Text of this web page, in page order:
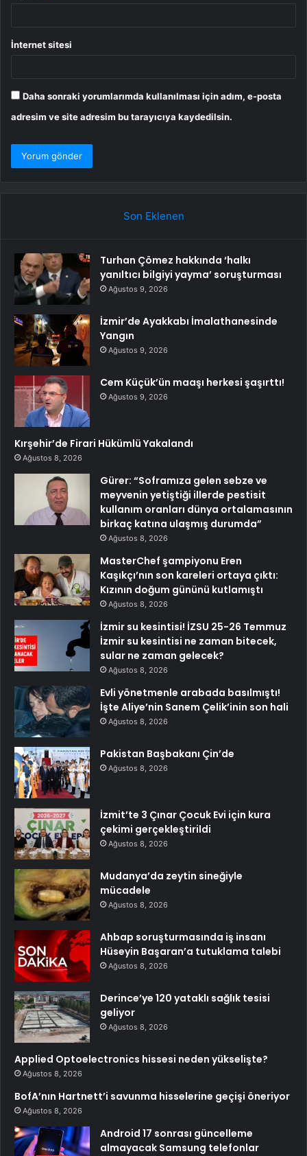
İnternet sitesi
Daha sonraki yorumlarımda kullanılması için adım, e-posta
adresim ve site adresim bu tarayıcıya kaydedilsin.
Son Eklenen
Turhan Çömez hakkında ‘halkı
yanıltıcı bilgiyi yayma’ soruşturması
Ağustos 9, 2026
İzmir’de Ayakkabı İmalathanesinde
Yangın
Ağustos 9, 2026
Cem Küçük’ün maaşı herkesi şaşırttı!
Ağustos 9, 2026
Kırşehir’de Firari Hükümlü Yakalandı
Ağustos 8, 2026
Gürer: “Soframıza gelen sebze ve
meyvenin yetiştiği illerde pestisit
kullanım oranları dünya ortalamasının
birkaç katına ulaşmış durumda”
Ağustos 8, 2026
MasterChef şampiyonu Eren
Kaşıkçı’nın son kareleri ortaya çıktı:
Kızının doğum gününü kutlamıştı
Ağustos 8, 2026
İzmir su kesintisi! İZSU 25-26 Temmuz
İzmir su kesintisi ne zaman bitecek,
sular ne zaman gelecek?
Ağustos 8, 2026
Evli yönetmenle arabada basılmıştı!
İşte Aliye’nin Sanem Çelik’inin son hali
Ağustos 8, 2026
Pakistan Başbakanı Çin’de
Ağustos 8, 2026
İzmit’te 3 Çınar Çocuk Evi için kura
çekimi gerçekleştirildi
Ağustos 8, 2026
Mudanya’da zeytin sineğiyle
mücadele
Ağustos 8, 2026
Ahbap soruşturmasında iş insanı
Hüseyin Başaran’a tutuklama talebi
Ağustos 8, 2026
Derince’ye 120 yataklı sağlık tesisi
geliyor
Ağustos 8, 2026
Applied Optoelectronics hissesi neden yükselişte?
Ağustos 8, 2026
BofA’nın Hartnett’i savunma hisselerine geçişi öneriyor
Ağustos 8, 2026
Android 17 sonrası güncelleme
almayacak Samsung telefonlar